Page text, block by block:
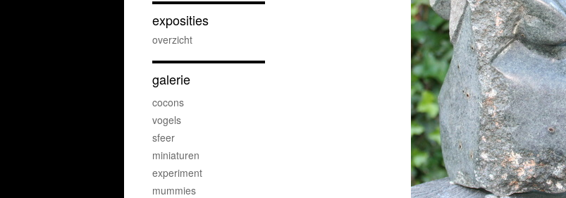
exposities
overzicht
galerie
cocons
vogels
sfeer
miniaturen
experiment
mummies